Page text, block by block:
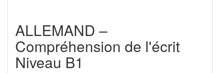
ALLEMAND –
Compréhension de l'écrit
Niveau B1